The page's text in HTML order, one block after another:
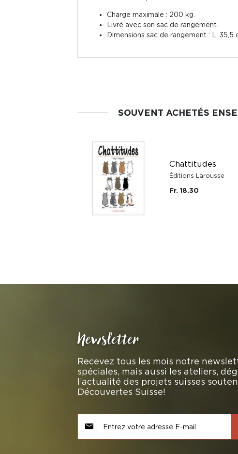
Charge maximale : 200 kg.
Livré avec son sac de rangement.
Dimensions sac de rangement : L. 35,5
SOUVENT ACHETÉS
Chattitudes
Éditions Larousse
Fr. 18.30
Newsletter
Recevez tous les mois notre
spéciales, mais aussi les ateliers,
l’actualité des projets suisses
Découvertes Suisse!